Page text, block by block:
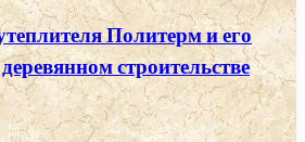
Политерм и его
строительстве